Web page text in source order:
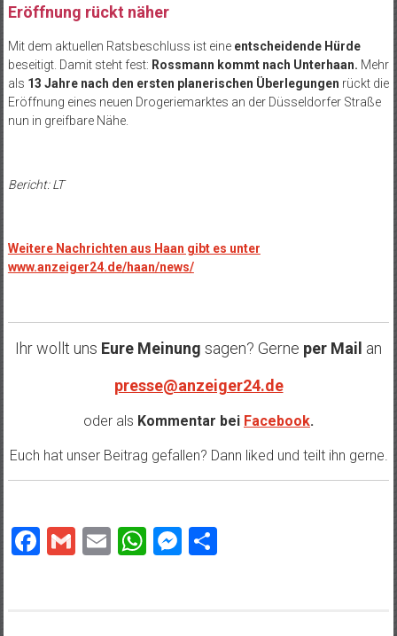
Eröffnung rückt näher
Mit dem aktuellen Ratsbeschluss ist eine entscheidende Hürde
beseitigt. Damit steht fest: Rossmann kommt nach Unterhaan. Mehr
als 13 Jahre nach den ersten planerischen Überlegungen rückt die
Eröffnung eines neuen Drogeriemarktes an der Düsseldorfer Straße
nun in greifbare Nähe.
Bericht: LT
Weitere Nachrichten aus Haan gibt es unter
www.anzeiger24.de/haan/news/
Ihr wollt uns Eure Meinung sagen? Gerne per Mail an
presse@anzeiger24.de
oder als Kommentar bei Facebook.
Euch hat unser Beitrag gefallen? Dann liked und teilt ihn gerne.
Facebook
GmailEmailWhatsApp
Messenger